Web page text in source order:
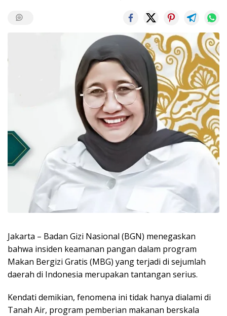
Jakarta – Badan Gizi Nasional (BGN) menegaskan
bahwa insiden keamanan pangan dalam program
Makan Bergizi Gratis (MBG) yang terjadi di sejumlah
daerah di Indonesia merupakan tantangan serius.
Kendati demikian, fenomena ini tidak hanya dialami di
Tanah Air, program pemberian makanan berskala